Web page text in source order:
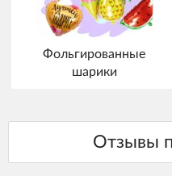
Фольгированные
шарики